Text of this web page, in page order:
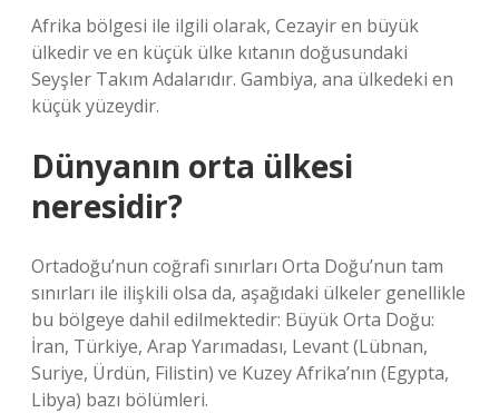
Afrika bölgesi ile ilgili olarak, Cezayir en büyük
ülkedir ve en küçük ülke kıtanın doğusundaki
Seyşler Takım Adalarıdır. Gambiya, ana ülkedeki en
küçük yüzeydir.
Dünyanın orta ülkesi
neresidir?
Ortadoğu’nun coğrafi sınırları Orta Doğu’nun tam
sınırları ile ilişkili olsa da, aşağıdaki ülkeler genellikle
bu bölgeye dahil edilmektedir: Büyük Orta Doğu:
İran, Türkiye, Arap Yarımadası, Levant (Lübnan,
Suriye, Ürdün, Filistin) ve Kuzey Afrika’nın (Egypta,
Libya) bazı bölümleri.